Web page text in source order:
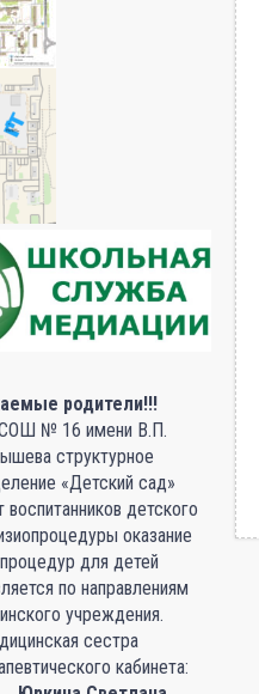
родители!!!
№ 16 имени В.П.
структурное
«Детский сад»
воспитанников детского
оказание
для детей
по направлениям
учреждения.
сестра
кабинета: